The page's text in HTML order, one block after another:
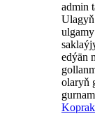
admin
edýän
olaryň